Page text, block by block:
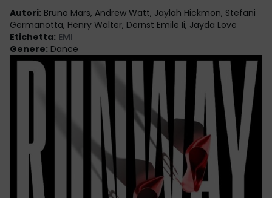
Autori: Bruno Mars, Andrew Watt, Jaylah Hickmon, Stefani
Germanotta, Henry Walter, Dernst Emile Ii, Jayda Love
Etichetta: EMI
Genere: Dance